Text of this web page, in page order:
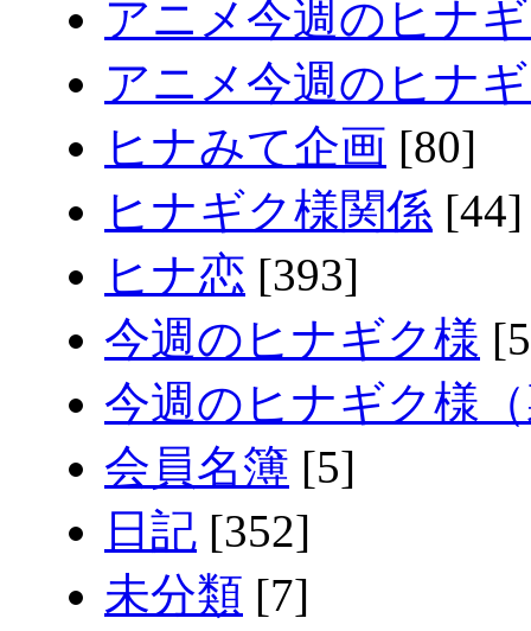
アニメ今週のヒナ
アニメ今週のヒナ
ヒナみて企画 [80]
ヒナギク様関係 [44]
ヒナ恋 [393]
今週のヒナギク様
今週のヒナギク様
会員名簿 [5]
日記 [352]
未分類 [7]